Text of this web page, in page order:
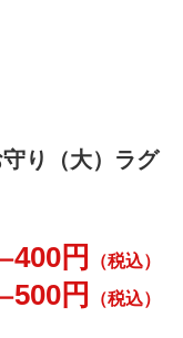
り（大）ラグ
400円
（税込）
500円 （税込）